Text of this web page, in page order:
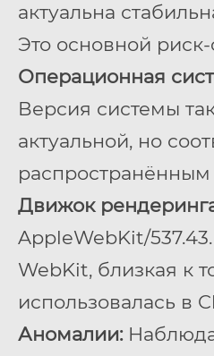
актуальна
Это основной риск-
Операционная
Версия системы
актуальной, но
распространённым
Движок
AppleWebKit/
WebKit, близкая к
использовалась в
Аномалии: